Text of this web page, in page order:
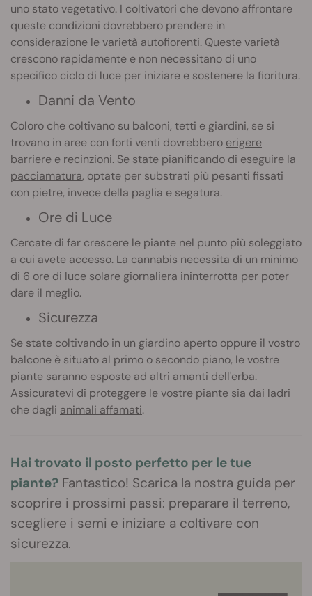
uno stato vegetativo. I coltivatori che devono affrontare
queste condizioni dovrebbero prendere in
considerazione levarietà autofiorenti. Queste varietà
crescono rapidamente e non necessitano di uno
specifico ciclo di luce per iniziare e sostenere la fioritura.
Danni da Vento
Coloro che coltivano su balconi, tetti e giardini, se si
trovano in aree con forti venti dovrebbero erigere
barriere e recinzioni. Se state pianificando di eseguire la
pacciamatura, optate per substrati più pesanti fissati
con pietre, invece della paglia e segatura.
Ore di Luce
Cercate di far crescere le piante nel punto più soleggiato
a cui avete accesso. La cannabis necessita di un minimo
di 6 ore di luce solare giornaliera ininterrotta per poter
dare il meglio.
Sicurezza
Se state coltivando in un giardino aperto oppure il vostro
balcone è situato al primo o secondo piano, le vostre
piante saranno esposte ad altri amanti dell'erba.
Assicuratevi di proteggere le vostre piante sia dai ladri
che dagli animali affamati.
Hai trovato il posto perfetto per le tue
piante? Fantastico! Scarica la nostra guida per
scoprire i prossimi passi: preparare il terreno,
scegliere i semi e iniziare a coltivare con
sicurezza.